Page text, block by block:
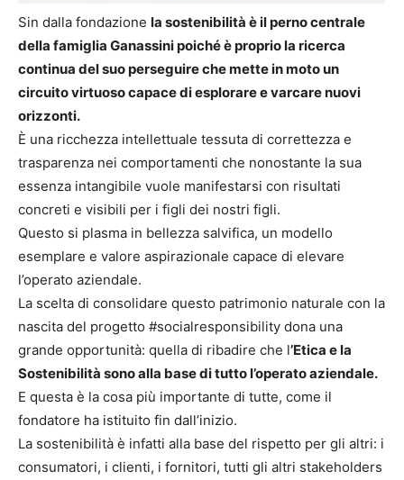
Sin dalla fondazione la sostenibilità è il perno centrale
della famiglia Ganassini poiché è proprio la ricerca
continua del suo perseguire che mette in moto un
circuito virtuoso capace di esplorare e varcare nuovi
orizzonti.
È una ricchezza intellettuale tessuta di correttezza e
trasparenza nei comportamenti che nonostante la sua
essenza intangibile vuole manifestarsi con risultati
concreti e visibili per i figli dei nostri figli.
Questo si plasma in bellezza salvifica, un modello
esemplare e valore aspirazionale capace di elevare
l’operato aziendale.
La scelta di consolidare questo patrimonio naturale con la
nascita del progetto #socialresponsibility dona una
grande opportunità: quella di ribadire che l’Etica e la
Sostenibilità sono alla base di tutto l’operato aziendale.
E questa è la cosa più importante di tutte, come il
fondatore ha istituito fin dall’inizio.
La sostenibilità è infatti alla base del rispetto per gli altri: i
consumatori, i clienti, i fornitori, tutti gli altri stakeholders